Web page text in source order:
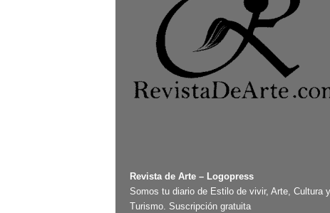
Revista de Arte – Logopress
Somos tu diario de Estilo de vivir, Arte, Cultura y
Turismo. Suscripción gratuita